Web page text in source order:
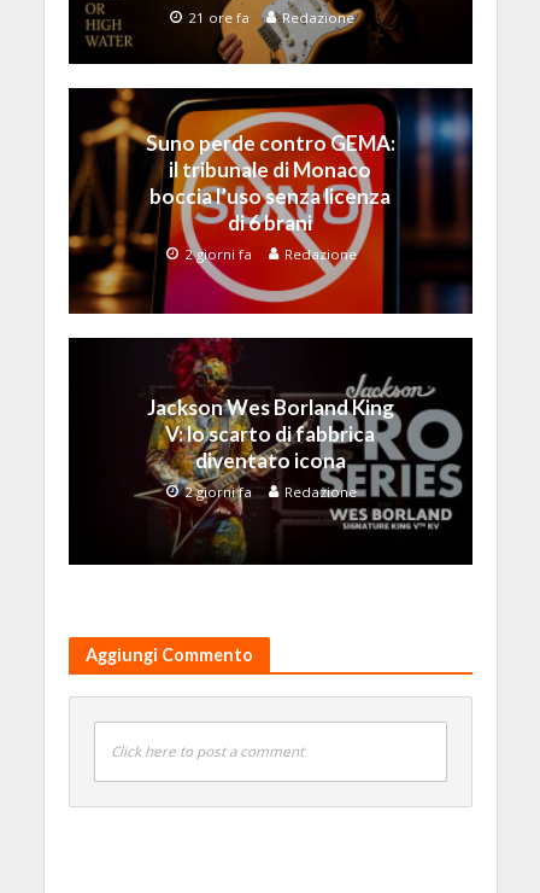
21 ore fa Redazione
Suno perde contro GEMA:
il tribunale di Monaco
boccia l’uso senza licenza
di 6 brani
2 giorni fa Redazione
Jackson Wes Borland King
V: lo scarto di fabbrica
diventato icona
2 giorni fa Redazione
Aggiungi Commento
Click here to post a comment